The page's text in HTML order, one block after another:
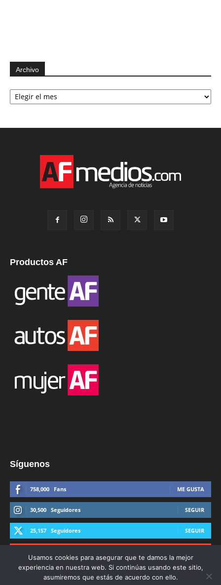
Archivo
Archivo
Productos AF
Síguenos
758,000 Fans ME GUSTA
30,500 Seguidores SEGUIR
25,157 Seguidores SEGUIR
Usamos cookies para asegurar que te damos la mejor
experiencia en nuestra web. Si continúas usando este sitio,
asumiremos que estás de acuerdo con ello.